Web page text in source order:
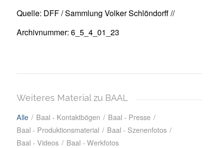
Quelle: DFF / Sammlung Volker Schlöndorff //
Archivnummer: 6_5_4_01_23
Weiteres Material zu BAAL
Alle / Baal - Kontaktbögen / Baal - Presse /
Baal - Produktionsmaterial / Baal - Szenenfotos /
Baal - Videos / Baal - Werkfotos